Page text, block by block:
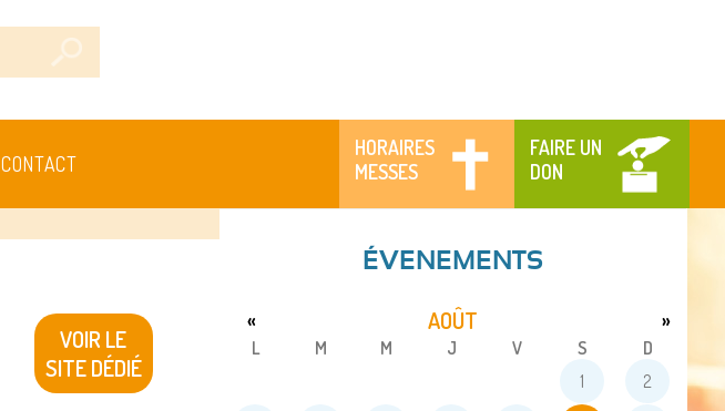
HORAIRES
MESSES
FAIRE UN
DON
CONTACT
VOIR LE
SITE DÉDIÉ
ÉVENEMENTS
AOÛT
« »
L M M J V S
D
1
2